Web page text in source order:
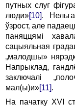
путных слуг
люди»[10].
ўзрост, але
паняццямі
сацыяльная
„малодшы»
Напрыклад,
заключалі
мал(ы)и»[11].
На пачатку XVI